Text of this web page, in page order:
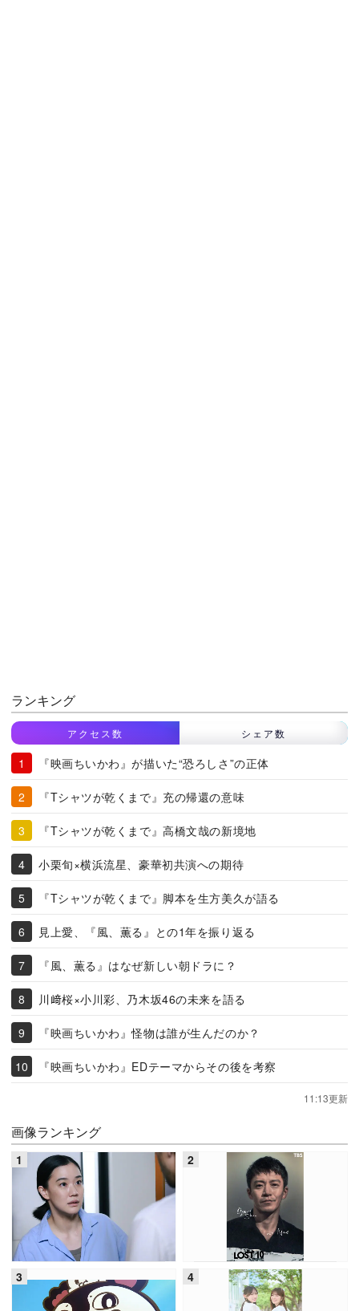
ランキング
アクセス数 シェア数
『映画ちいかわ』が描いた“恐ろしさ”の正体
『Tシャツが乾くまで』充の帰還の意味
『Tシャツが乾くまで』高橋文哉の新境地
小栗旬×横浜流星、豪華初共演への期待
『Tシャツが乾くまで』脚本を生方美久が語る
見上愛、『風、薫る』との1年を振り返る
『風、薫る』はなぜ新しい朝ドラに？
川﨑桜×小川彩、乃木坂46の未来を語る
『映画ちいかわ』怪物は誰が生んだのか？
『映画ちいかわ』EDテーマからその後を考察
11:13更新
画像ランキング